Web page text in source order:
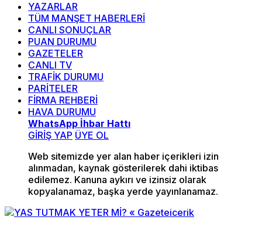
YAZARLAR
TÜM MANŞET HABERLERİ
CANLI SONUÇLAR
PUAN DURUMU
GAZETELER
CANLI TV
TRAFİK DURUMU
PARİTELER
FİRMA REHBERİ
HAVA DURUMU
WhatsApp İhbar Hattı
GİRİŞ YAP ÜYE OL
Web sitemizde yer alan haber içerikleri izin
alınmadan, kaynak gösterilerek dahi iktibas
edilemez. Kanuna aykırı ve izinsiz olarak
kopyalanamaz, başka yerde yayınlanamaz.